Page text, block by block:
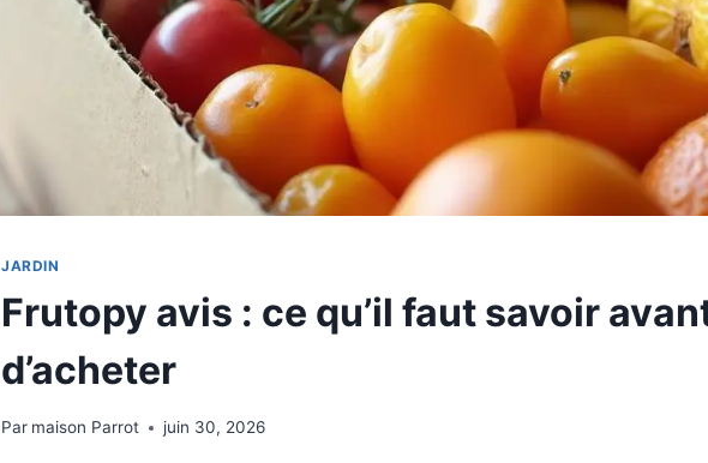
JARDIN
Frutopy avis : ce qu’il faut savoir
d’acheter
Par maison Parrot juin 30, 2026